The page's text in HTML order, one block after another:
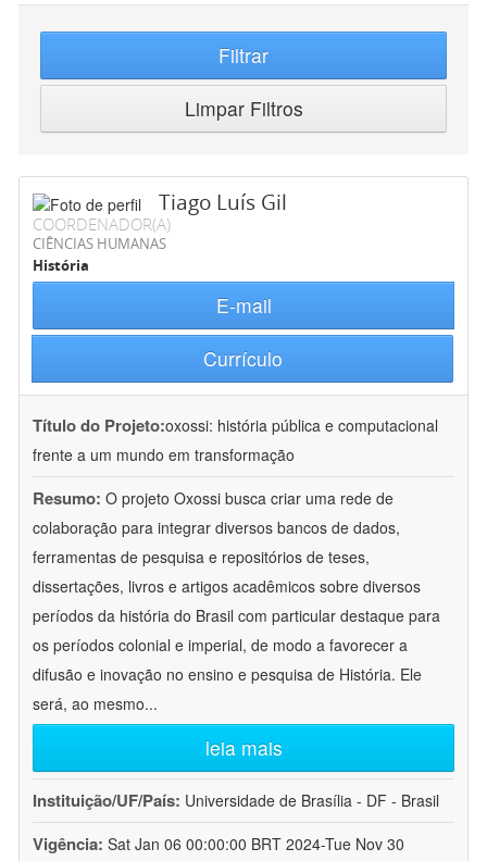
Filtrar
Limpar Filtros
Tiago Luís Gil
COORDENADOR(A)
CIÊNCIAS HUMANAS
História
E-mail
Currículo
Título do Projeto:oxossi: história pública e computacional
frente a um mundo em transformação
Resumo: O projeto Oxossi busca criar uma rede de
colaboração para integrar diversos bancos de dados,
ferramentas de pesquisa e repositórios de teses,
dissertações, livros e artigos acadêmicos sobre diversos
períodos da história do Brasil com particular destaque para
os períodos colonial e imperial, de modo a favorecer a
difusão e inovação no ensino e pesquisa de História. Ele
será, ao mesmo...
leia mais
Instituição/UF/País: Universidade de Brasília - DF - Brasil
Vigência: Sat Jan 06 00:00:00 BRT 2024-Tue Nov 30